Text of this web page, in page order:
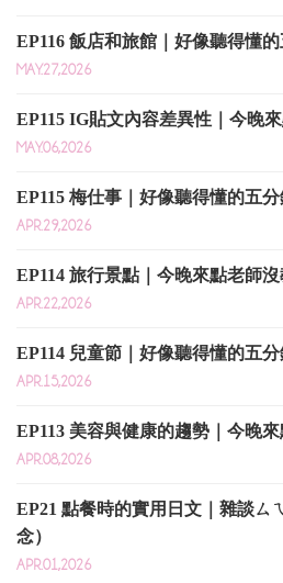
EP116 飯店和旅館｜好像聽得懂
MAY.27,2026
EP115 IG貼文內容差異性｜今晚
MAY.06,2026
EP115 梅仕事｜好像聽得懂的五
APR.29,2026
EP114 旅行景點｜今晚來點老師
APR.22,2026
EP114 兒童節｜好像聽得懂的五
APR.15,2026
EP113 美容與健康的趨勢｜今晚
APR.08,2026
EP21 點餐時的實用日文｜雜談ㄙ
念）
APR.01,2026